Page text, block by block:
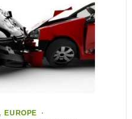
EUROPE